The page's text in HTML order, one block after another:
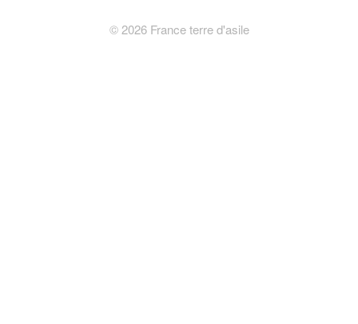
© 2026France terre d'asile